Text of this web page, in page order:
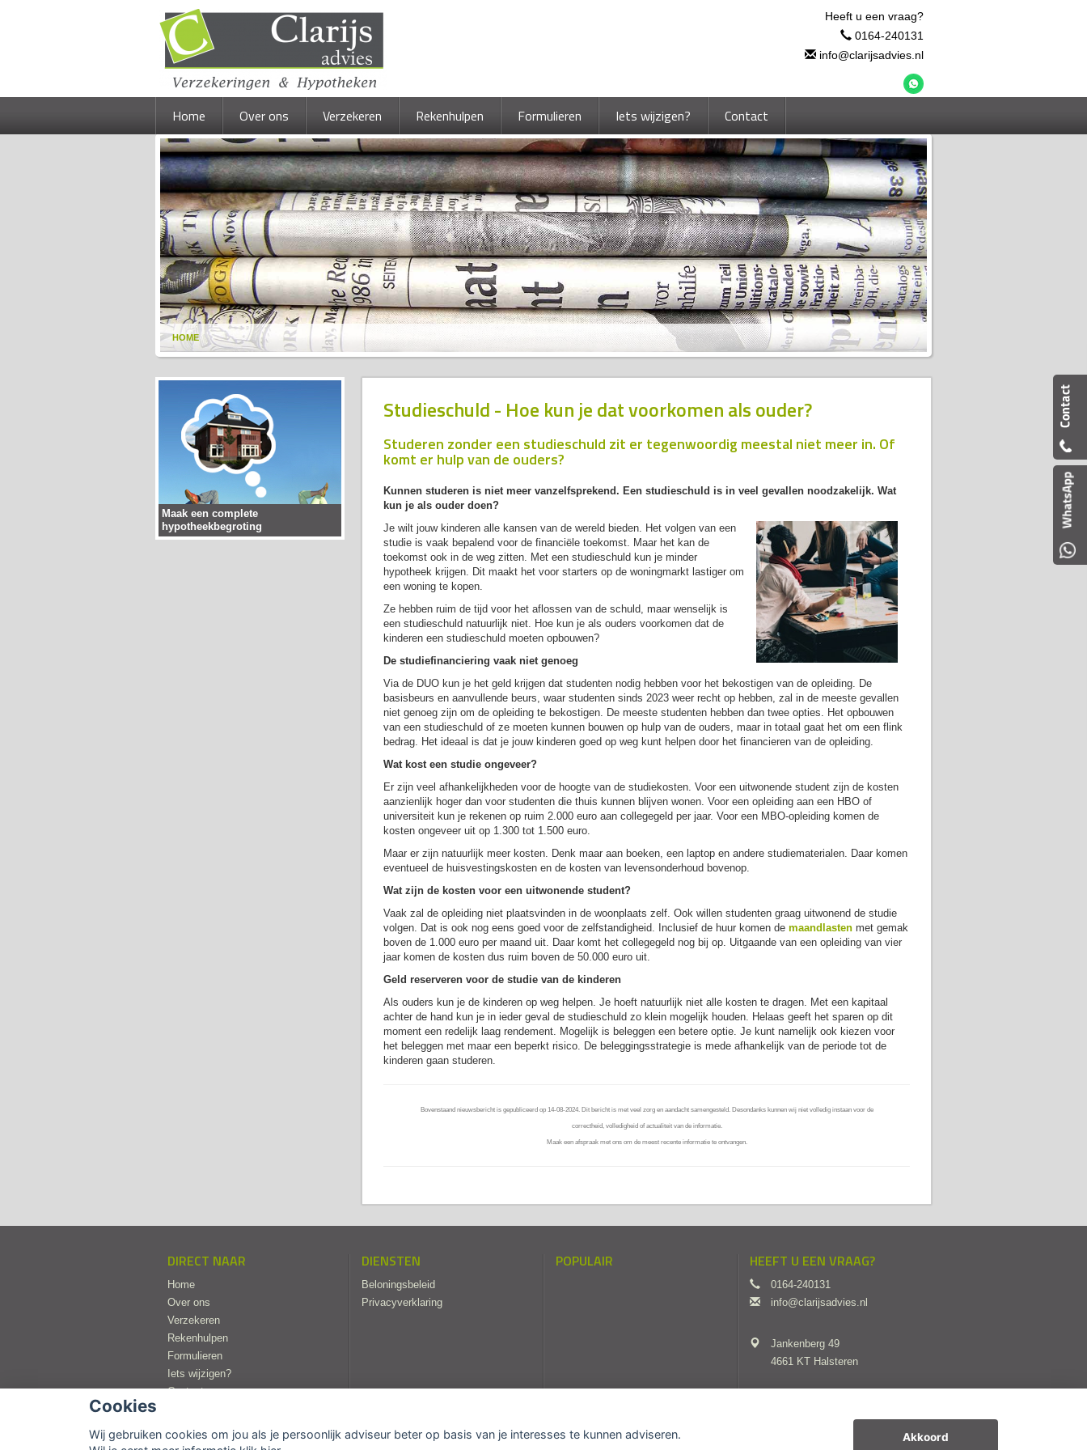
Cookies
Wij gebruiken cookies om jou als je persoonlijk adviseur beter op basis van je interesses te kunnen adviseren.
Akkoord
Heeft u een vraag?
0164-240131
info@clarijsadvies.nl
HOME
Home Over ons Verzekeren Rekenhulpen Formulieren Iets wijzigen? Contact
Maak een complete
hypotheekbegroting
Studieschuld - Hoe kun je dat voorkomen als ouder?
Studeren zonder een studieschuld zit er tegenwoordig meestal niet meer in. Of
komt er hulp van de ouders?
Kunnen studeren is niet meer vanzelfsprekend. Een studieschuld is in veel gevallen noodzakelijk. Wat
kun je als ouder doen?
Je wilt jouw kinderen alle kansen van de wereld bieden. Het volgen van een
studie is vaak bepalend voor de financiële toekomst. Maar het kan de
toekomst ook in de weg zitten. Met een studieschuld kun je minder
hypotheek krijgen. Dit maakt het voor starters op de woningmarkt lastiger om
een woning te kopen.
Ze hebben ruim de tijd voor het aflossen van de schuld, maar wenselijk is
een studieschuld natuurlijk niet. Hoe kun je als ouders voorkomen dat de
kinderen een studieschuld moeten opbouwen?
De studiefinanciering vaak niet genoeg
Via de DUO kun je het geld krijgen dat studenten nodig hebben voor het bekostigen van de opleiding. De
basisbeurs en aanvullende beurs, waar studenten sinds 2023 weer recht op hebben, zal in de meeste gevallen
niet genoeg zijn om de opleiding te bekostigen. De meeste studenten hebben dan twee opties. Het opbouwen
van een studieschuld of ze moeten kunnen bouwen op hulp van de ouders, maar in totaal gaat het om een flink
bedrag. Het ideaal is dat je jouw kinderen goed op weg kunt helpen door het financieren van de opleiding.
Wat kost een studie ongeveer?
Er zijn veel afhankelijkheden voor de hoogte van de studiekosten. Voor een uitwonende student zijn de kosten
aanzienlijk hoger dan voor studenten die thuis kunnen blijven wonen. Voor een opleiding aan een HBO of
universiteit kun je rekenen op ruim 2.000 euro aan collegegeld per jaar. Voor een MBO-opleiding komen de
kosten ongeveer uit op 1.300 tot 1.500 euro.
Maar er zijn natuurlijk meer kosten. Denk maar aan boeken, een laptop en andere studiematerialen. Daar komen
eventueel de huisvestingskosten en de kosten van levensonderhoud bovenop.
Wat zijn de kosten voor een uitwonende student?
Vaak zal de opleiding niet plaatsvinden in de woonplaats zelf. Ook willen studenten graag uitwonend de studie
volgen. Dat is ook nog eens goed voor de zelfstandigheid. Inclusief de huur komen de maandlasten met gemak
boven de 1.000 euro per maand uit. Daar komt het collegegeld nog bij op. Uitgaande van een opleiding van vier
jaar komen de kosten dus ruim boven de 50.000 euro uit.
Geld reserveren voor de studie van de kinderen
Als ouders kun je de kinderen op weg helpen. Je hoeft natuurlijk niet alle kosten te dragen. Met een kapitaal
achter de hand kun je in ieder geval de studieschuld zo klein mogelijk houden. Helaas geeft het sparen op dit
moment een redelijk laag rendement. Mogelijk is beleggen een betere optie. Je kunt namelijk ook kiezen voor
het beleggen met maar een beperkt risico. De beleggingsstrategie is mede afhankelijk van de periode tot de
kinderen gaan studeren.
Bovenstaand nieuwsbericht is gepubliceerd op 14-08-2024. Dit bericht is met veel zorg en aandacht samengesteld. Desondanks kunnen wij niet volledig instaan voor de
correctheid, volledigheid of actualiteit van de informatie.
Maak een afspraak met ons om de meest recente informatie te ontvangen.
DIRECT NAAR
Home
Over ons
Verzekeren
Rekenhulpen
Formulieren
Iets wijzigen?
Contact
DIENSTEN
Beloningsbeleid
Privacyverklaring
POPULAIR HEEFT U EEN VRAAG?
0164-240131
info@clarijsadvies.nl
Jankenberg 49
4661 KT Halsteren